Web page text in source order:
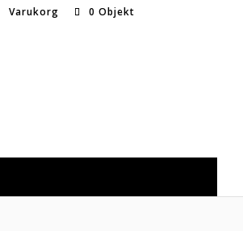
Varukorg 0 Objekt